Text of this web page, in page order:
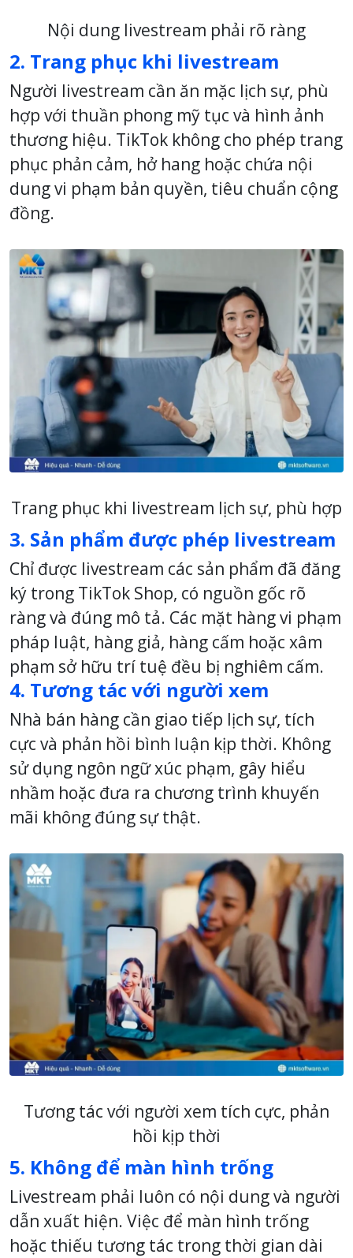
Nội dung livestream phải rõ ràng
2. Trang phục khi livestream
Người livestream cần ăn mặc lịch sự, phù
hợp với thuần phong mỹ tục và hình ảnh
thương hiệu. TikTok không cho phép trang
phục phản cảm, hở hang hoặc chứa nội
dung vi phạm bản quyền, tiêu chuẩn cộng
đồng.
Trang phục khi livestream lịch sự, phù hợp
3. Sản phẩm được phép livestream
Chỉ được livestream các sản phẩm đã đăng
ký trong TikTok Shop, có nguồn gốc rõ
ràng và đúng mô tả. Các mặt hàng vi phạm
pháp luật, hàng giả, hàng cấm hoặc xâm
phạm sở hữu trí tuệ đều bị nghiêm cấm.
4. Tương tác với người xem
Nhà bán hàng cần giao tiếp lịch sự, tích
cực và phản hồi bình luận kịp thời. Không
sử dụng ngôn ngữ xúc phạm, gây hiểu
nhầm hoặc đưa ra chương trình khuyến
mãi không đúng sự thật.
Tương tác với người xem tích cực, phản
hồi kịp thời
5. Không để màn hình trống
Livestream phải luôn có nội dung và người
dẫn xuất hiện. Việc để màn hình trống
hoặc thiếu tương tác trong thời gian dài